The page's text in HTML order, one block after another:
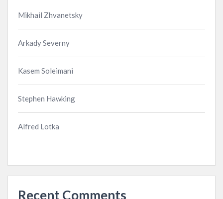
Mikhail Zhvanetsky
Arkady Severny
Kasem Soleimani
Stephen Hawking
Alfred Lotka
Recent Comments